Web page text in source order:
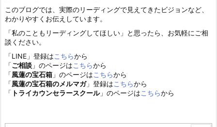
このブログでは、実際のリーディングで見えてきたビジョンなど、
わかりやすくお伝えしています。
「私のこともリーディングしてほしい」と思ったら、お気軽にご相
談ください。
「LINE」登録はこちらから
「ご相談 」のページはこちらから
「風蓮の宝石箱 」のページはこちらから
「風蓮の宝石箱のメルマガ」登録はこちらから
「 トライカウンセラースクール」のページはこちらから